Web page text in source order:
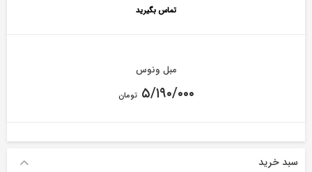
تماس بگیرید
مبل ونوس
۵/۱۹۰/۰۰۰ تومان
سبد خرید